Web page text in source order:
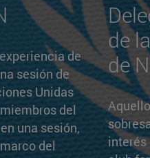
de
sesión de
Unidas
del
una sesión,
del
de
de
interés